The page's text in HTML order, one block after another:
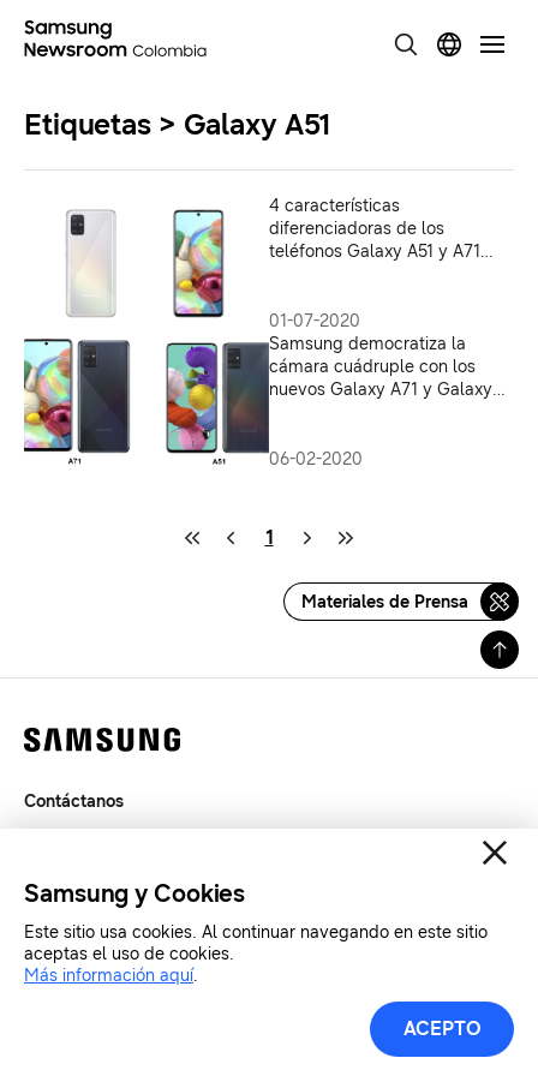
Etiquetas > Galaxy A51
4 características
diferenciadoras de los
teléfonos Galaxy A51 y A71
01-07-2020
Samsung democratiza la
cámara cuádruple con los
nuevos Galaxy A71 y Galaxy
06-02-2020
1
Materiales de Prensa
Contáctanos
SAMSUNG.COM
Copyright© SAMSUNG Todos los derechos reservados.
Samsung y Cookies
Este sitio usa cookies. Al continuar navegando en este sitio
aceptas el uso de cookies.
Más información aquí.
ACEPTO